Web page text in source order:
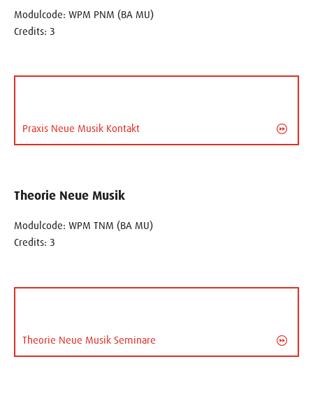
Modulcode: WPM PNM (BA MU)
Credits: 3
Praxis Neue Musik Kontakt
Theorie Neue Musik
Modulcode: WPM TNM (BA MU)
Credits: 3
Theorie Neue Musik Seminare